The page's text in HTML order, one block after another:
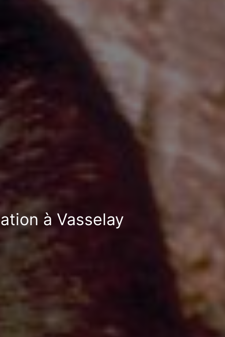
à Vasselay